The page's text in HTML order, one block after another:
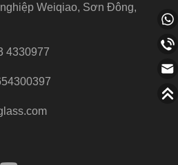
Weiqiao, Sơn Đông,
4330977